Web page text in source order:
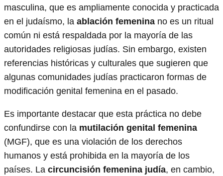
masculina, que es ampliamente conocida y practicada
en el judaísmo, la ablación femenina no es un ritual
común ni está respaldada por la mayoría de las
autoridades religiosas judías. Sin embargo, existen
referencias históricas y culturales que sugieren que
algunas comunidades judías practicaron formas de
modificación genital femenina en el pasado.
Es importante destacar que esta práctica no debe
confundirse con la mutilación genital femenina
(MGF), que es una violación de los derechos
humanos y está prohibida en la mayoría de los
países. La circuncisión femenina judía, en cambio,